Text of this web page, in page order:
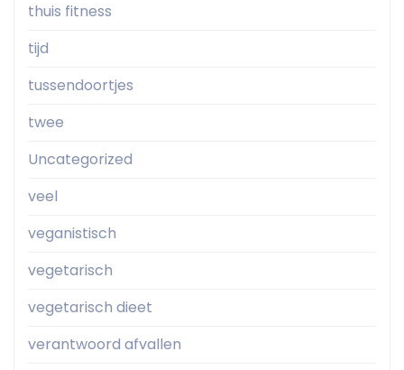
thuis fitness
tijd
tussendoortjes
twee
Uncategorized
veel
veganistisch
vegetarisch
vegetarisch dieet
verantwoord afvallen